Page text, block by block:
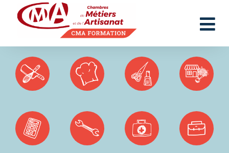
Panneau de gestion des cookies